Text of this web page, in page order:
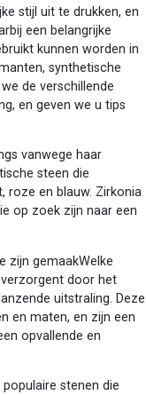
stijl uit te drukken, en
een belangrijke
kunnen worden in
synthetische
de verschillende
en geven we u tips
vanwege haar
steen die
roze en blauw. Zirkonia
op zoek zijn naar een
zijn gemaakWelke
door het
uitstraling. Deze
en maten, en zijn een
opvallende en
stenen die